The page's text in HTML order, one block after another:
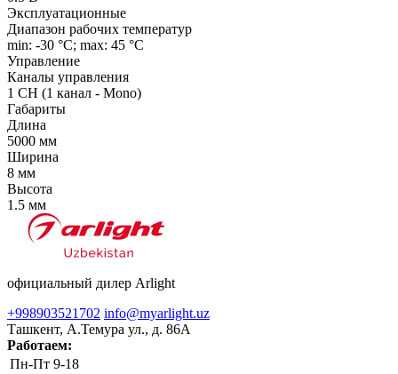
Эксплуатационные
Диапазон рабочих температур
min: -30 °C; max: 45 °C
Управление
Каналы управления
1 CH (1 канал - Mono)
Габариты
Длина
5000 мм
Ширина
8 мм
Высота
1.5 мм
официальный дилер Arlight
+998903521702 info@myarlight.uz
Ташкент, А.Темура ул., д. 86А
Работаем:
Пн-Пт 9-18